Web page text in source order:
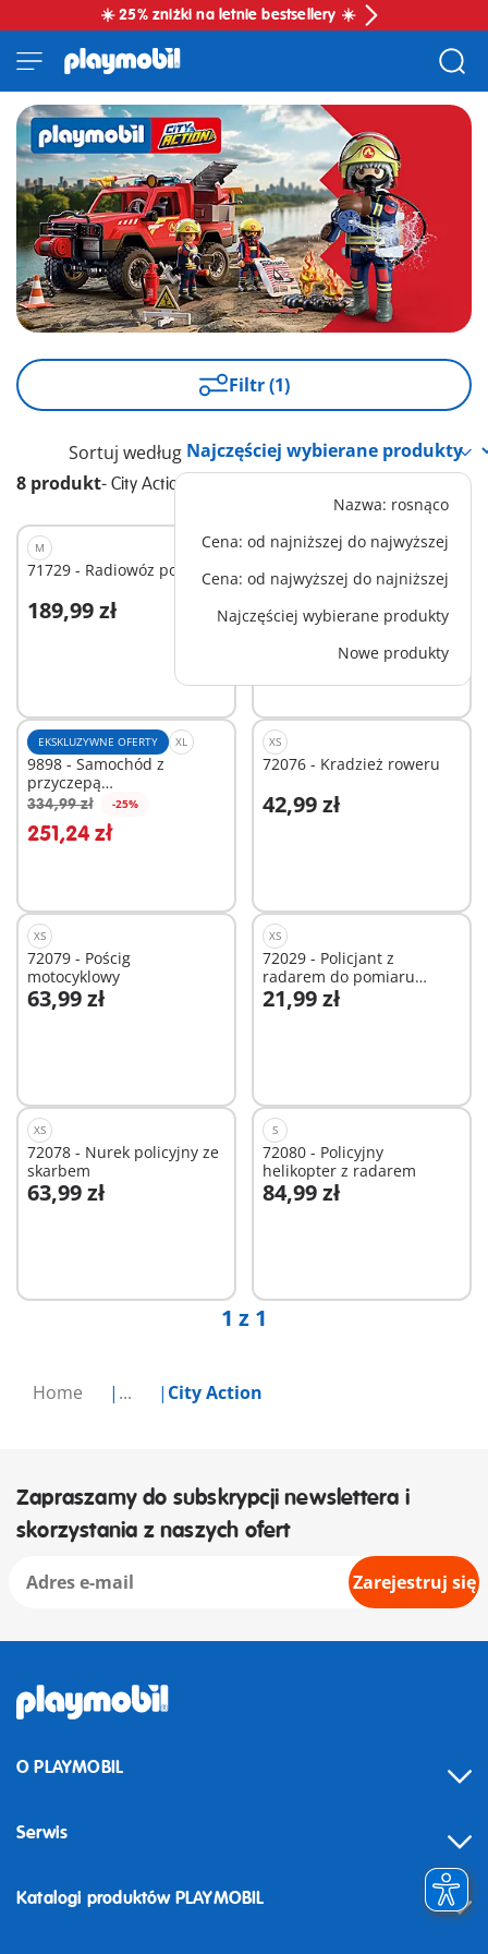
☀️ 25% zniżki na letnie bestsellery ☀️
Home ... City Action
Filtr (1)
8 produkt- City Action
Sortuj według
Nazwa: rosnąco
Cena: od najniższej do najwyższej
Cena: od najwyższej do najniższej
Najczęściej wybierane produkty
Nowe produkty
M
71729 - Radiowóz policyjny
189,99 zł
Dodaj do koszyka
L
71144 - Pojazd terenowy
jednostki specjalnej
334,99 zł
Dodaj do koszyka
EKSKLUZYWNE OFERTY XL
9898 - Samochód z
przyczepą
niskopodwoziową
334,99 zł -25%
251,24 zł
Dodaj do koszyka
XS
72076 - Kradzież roweru
42,99 zł
Dodaj do koszyka
XS
72079 - Pościg
motocyklowy
63,99 zł
Dodaj do koszyka
XS
72029 - Policjant z
radarem do pomiaru
prędkości
21,99 zł
Dodaj do koszyka
XS
72078 - Nurek policyjny ze
skarbem
63,99 zł
Dodaj do koszyka
S
72080 - Policyjny
helikopter z radarem
84,99 zł
1 z 1
Zapraszamy do subskrypcji newslettera i
skorzystania z naszych ofert
Zarejestruj się
O PLAYMOBIL
Serwis
Katalogi produktów PLAYMOBIL